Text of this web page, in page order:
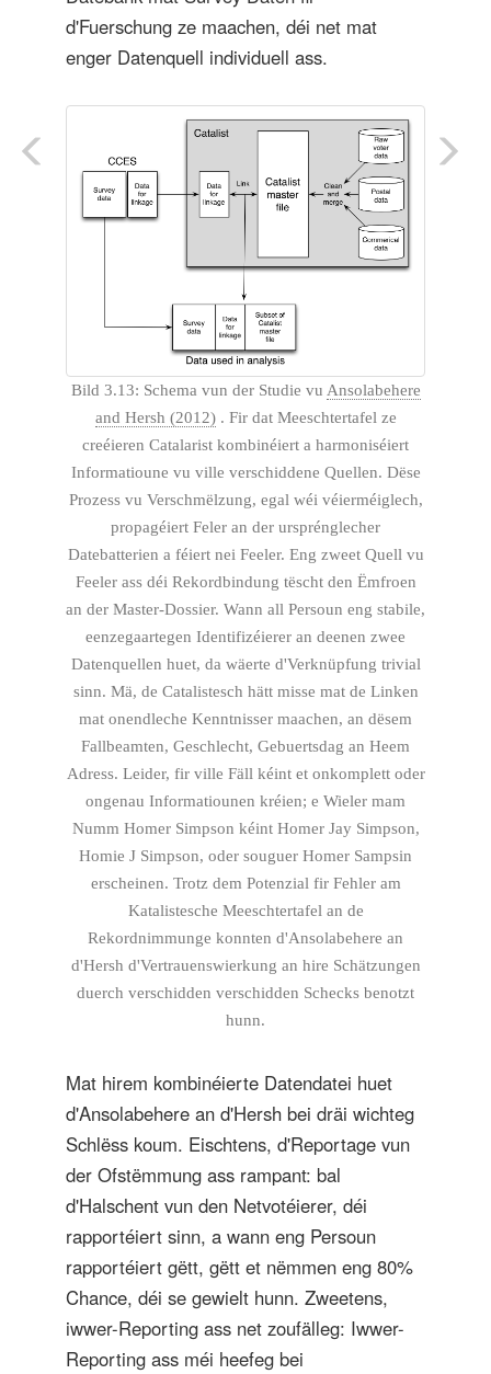
d'Fuerschung ze maachen, déi net mat
enger Datenquell individuell ass.
Bild 3.13: Schema vun der Studie vu Ansolabehere
and Hersh (2012). Fir dat Meeschtertafel ze
creéieren Catalarist kombinéiert a harmoniséiert
Informatioune vu ville verschiddene Quellen. Dëse
Prozess vu Verschmëlzung, egal wéi véierméiglech,
propagéiert Feler an der ursprénglecher
Datebatterien a féiert nei Feeler. Eng zweet Quell vu
Feeler ass déi Rekordbindung tëscht den Ëmfroen
an der Master-Dossier. Wann all Persoun eng stabile,
eenzegaartegen Identifizéierer an deenen zwee
Datenquellen huet, da wäerte d'Verknüpfung trivial
sinn. Mä, de Catalistesch hätt misse mat de Linken
mat onendleche Kenntnisser maachen, an dësem
Fallbeamten, Geschlecht, Gebuertsdag an Heem
Adress. Leider, fir ville Fäll kéint et onkomplett oder
ongenau Informatiounen kréien; e Wieler mam
Numm Homer Simpson kéint Homer Jay Simpson,
Homie J Simpson, oder souguer Homer Sampsin
erscheinen. Trotz dem Potenzial fir Fehler am
Katalistesche Meeschtertafel an de
Rekordnimmunge konnten d'Ansolabehere an
d'Hersh d'Vertrauenswierkung an hire Schätzungen
duerch verschidden verschidden Schecks benotzt
hunn.
Mat hirem kombinéierte Datendatei huet
d'Ansolabehere an d'Hersh bei dräi wichteg
Schlëss koum. Eischtens, d'Reportage vun
der Ofstëmmung ass rampant: bal
d'Halschent vun den Netvotéierer, déi
rapportéiert sinn, a wann eng Persoun
rapportéiert gëtt, gëtt et nëmmen eng 80%
Chance, déi se gewielt hunn. Zweetens,
iwwer-Reporting ass net zoufälleg: Iwwer-
Reporting ass méi heefeg bei